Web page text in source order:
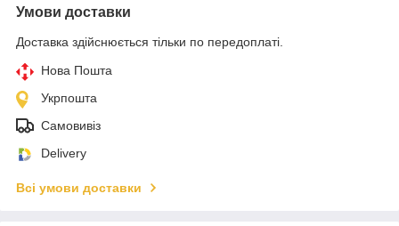
Умови доставки
Доставка здійснюється тільки по передоплаті.
Нова Пошта
Укрпошта
Самовивіз
Delivery
Всі умови доставки